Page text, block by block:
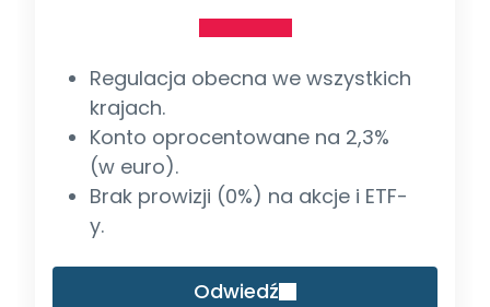
Regulacja obecna we wszystkich
krajach.
Konto oprocentowane na 2,3%
(w euro).
Brak prowizji (0%) na akcje i ETF-
y.
Odwiedź